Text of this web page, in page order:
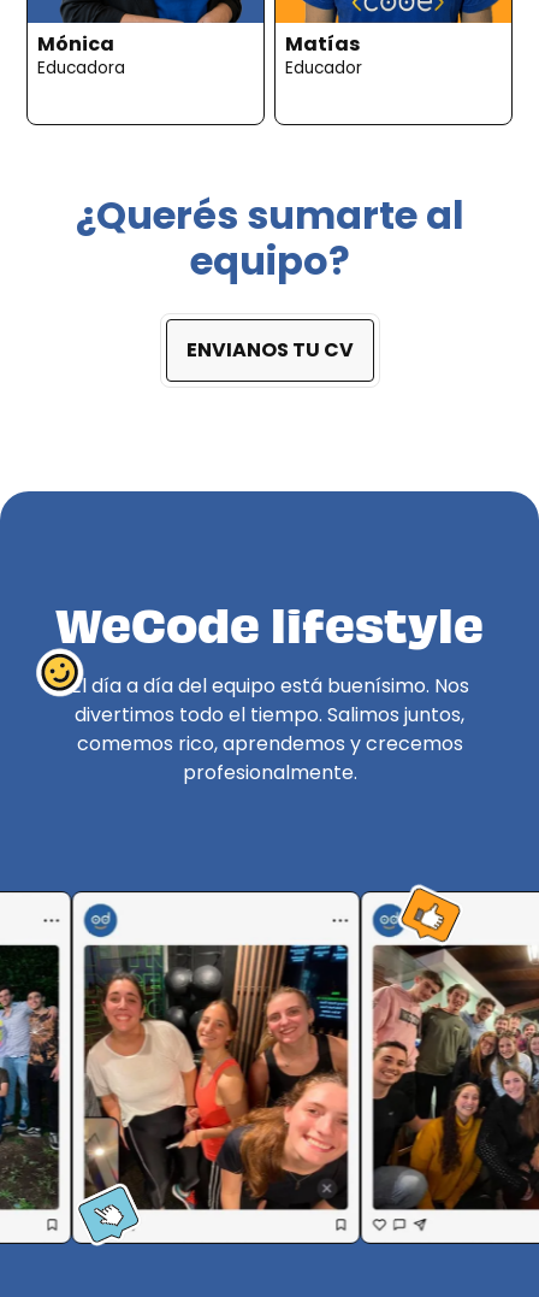
Mónica
Educadora
Matías
Educador
¿Querés sumarte al
equipo?
ENVIANOS TU CV
WeCode lifestyle
El día a día del equipo está buenísimo. Nos
divertimos todo el tiempo. Salimos juntos,
comemos rico, aprendemos y crecemos
profesionalmente.